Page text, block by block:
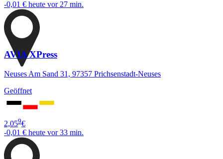
-0,01 € heute vor 27 min.
AVIA XPress
Neuses Am Sand 31, 97357 Prichsenstadt-Neuses
Geöffnet
2,059€
-0,01 € heute vor 33 min.